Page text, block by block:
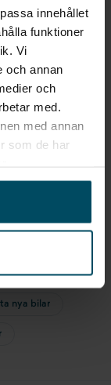
innehållet
funktioner
Vi
och annan
och
med.
med annan
som de har
nya bilar